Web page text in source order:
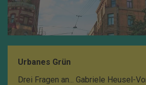
Urbanes Grün
Drei Fragen an... Gabriele Heusel-